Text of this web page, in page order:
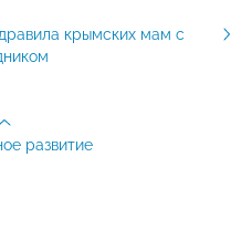
крымских мам с
развитие